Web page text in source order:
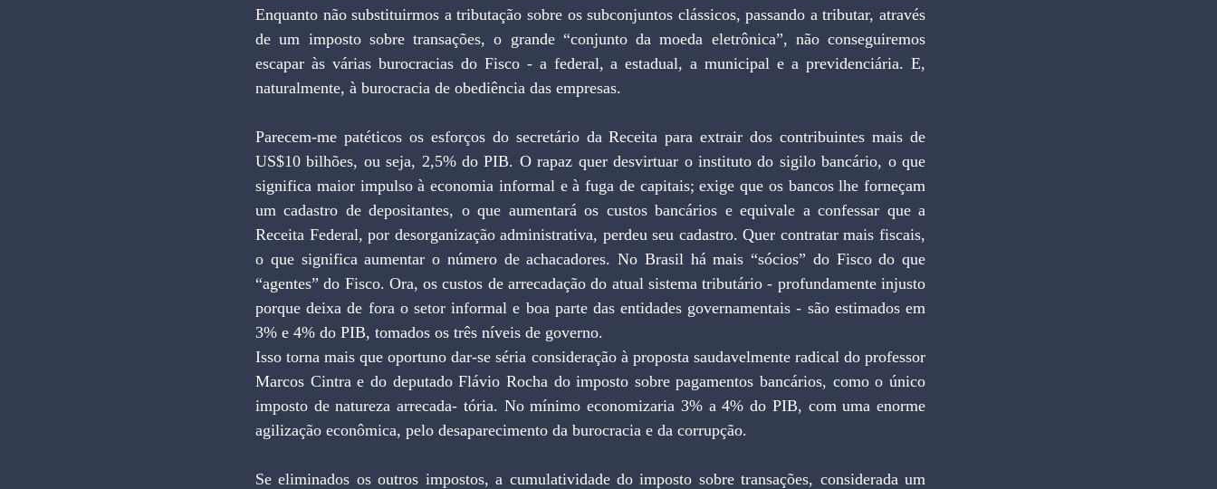
Enquanto não substituirmos a tributação sobre os subconjuntos clássicos, passando a tributar, através
de um imposto sobre transações, o grande “conjunto da moeda eletrônica”, não conseguiremos
escapar às várias burocracias do Fisco - a federal, a estadual, a municipal e a previdenciária. E,
naturalmente, à burocracia de obediência das empresas.
Parecem-me patéticos os esforços do secretário da Receita para extrair dos contribuintes mais de
US$10 bilhões, ou seja, 2,5% do PIB. O rapaz quer desvirtuar o instituto do sigilo bancário, o que
significa maior impulso à economia informal e à fuga de capitais; exige que os bancos lhe forneçam
um cadastro de depositantes, o que aumentará os custos bancários e equivale a confessar que a
Receita Federal, por desorganização administrativa, perdeu seu cadastro. Quer contratar mais fiscais,
o que significa aumentar o número de achacadores. No Brasil há mais “sócios” do Fisco do que
“agentes” do Fisco. Ora, os custos de arrecadação do atual sistema tributário - profundamente injusto
porque deixa de fora o setor informal e boa parte das entidades governamentais - são estimados em
3% e 4% do PIB, tomados os três níveis de governo.
Isso torna mais que oportuno dar-se séria consideração à proposta saudavelmente radical do professor
Marcos Cintra e do deputado Flávio Rocha do imposto sobre pagamentos bancários, como o único
imposto de natureza arrecada- tória. No mínimo economizaria 3% a 4% do PIB, com uma enorme
agilização econômica, pelo desaparecimento da burocracia e da corrupção.
Se eliminados os outros impostos, a cumulatividade do imposto sobre transações, considerada um